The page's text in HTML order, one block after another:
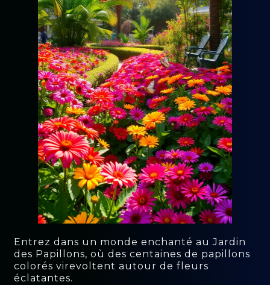
Entrez dans un monde enchanté au Jardin
des Papillons, où des centaines de papillons
colorés virevoltent autour de fleurs
éclatantes.